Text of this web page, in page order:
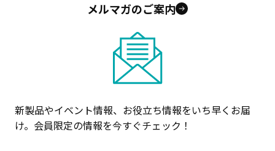
メルマガのご案内
新製品やイベント情報、お役立ち情報をいち早くお届
け。会員限定の情報を今すぐチェック！